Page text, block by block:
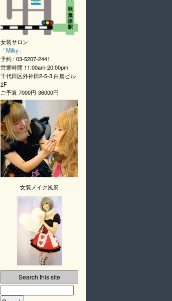
女装サロン
「Milky 」
予約 :03-5207-2441
営業時間 11:00am-20:00pm
千代田区外神田2-5-3 白扇ビル
2F
ご予算7000円-36000円
女装メイク風景
Search this site